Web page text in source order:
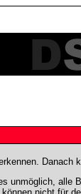
Danach
unmöglich, alle